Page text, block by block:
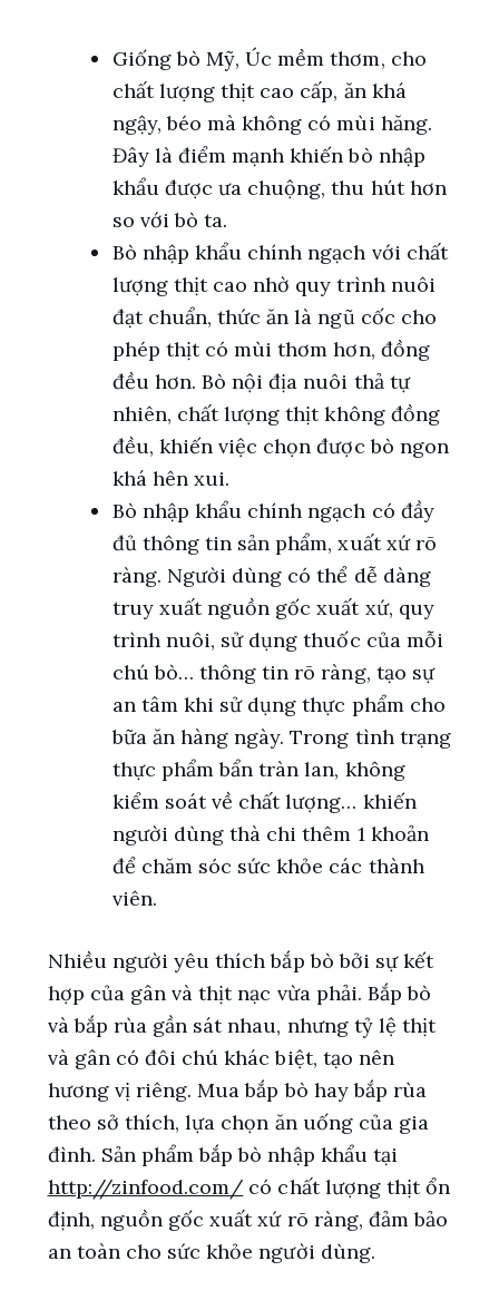
Giống bò Mỹ, Úc mềm thơm, cho
chất lượng thịt cao cấp, ăn khá
ngậy, béo mà không có mùi hăng.
Đây là điểm mạnh khiến bò nhập
khẩu được ưa chuộng, thu hút hơn
so với bò ta.
Bò nhập khẩu chính ngạch với chất
lượng thịt cao nhờ quy trình nuôi
đạt chuẩn, thức ăn là ngũ cốc cho
phép thịt có mùi thơm hơn, đồng
đều hơn. Bò nội địa nuôi thả tự
nhiên, chất lượng thịt không đồng
đều, khiến việc chọn được bò ngon
khá hên xui.
Bò nhập khẩu chính ngạch có đầy
đủ thông tin sản phẩm, xuất xứ rõ
ràng. Người dùng có thể dễ dàng
truy xuất nguồn gốc xuất xứ, quy
trình nuôi, sử dụng thuốc của mỗi
chú bò… thông tin rõ ràng, tạo sự
an tâm khi sử dụng thực phẩm cho
bữa ăn hàng ngày. Trong tình trạng
thực phẩm bẩn tràn lan, không
kiểm soát về chất lượng… khiến
người dùng thà chi thêm 1 khoản
để chăm sóc sức khỏe các thành
viên.
Nhiều người yêu thích bắp bò bởi sự kết
hợp của gân và thịt nạc vừa phải. Bắp bò
và bắp rùa gần sát nhau, nhưng tỷ lệ thịt
và gân có đôi chú khác biệt, tạo nên
hương vị riêng. Mua bắp bò hay bắp rùa
theo sở thích, lựa chọn ăn uống của gia
đình. Sản phẩm bắp bò nhập khẩu tại
http://zinfood.com/ có chất lượng thịt ổn
định, nguồn gốc xuất xứ rõ ràng, đảm bảo
an toàn cho sức khỏe người dùng.